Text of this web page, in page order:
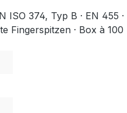
374, Typ B · EN 455
Fingerspitzen · Box à